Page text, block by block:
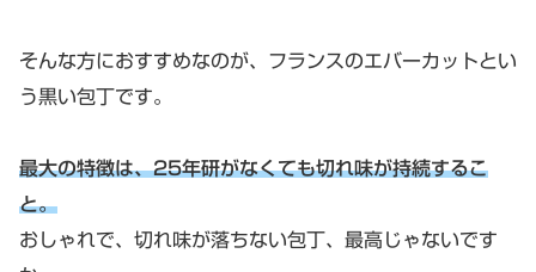
そんな方におすすめなのが、フランスのエバーカットとい
う黒い包丁です。
最大の特徴は、25年研がなくても切れ味が持続するこ
と。
おしゃれで、切れ味が落ちない包丁、最高じゃないです